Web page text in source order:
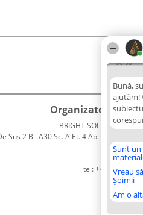
06:58
Bună,
ajutăm!
Sunt un
Vreau
Șoimii
Am o
Organizator
BRIGHT SOLUTIONS BR
Sus 2 Bl. A30 Sc. A Et. 4 Ap. 13 Cod
CUI
tel: +40 770 990